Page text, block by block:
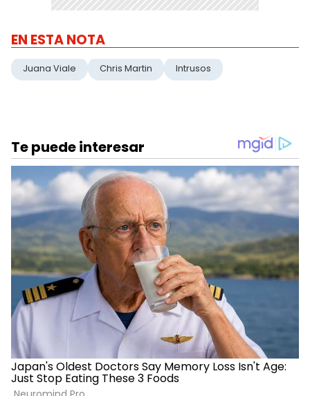
EN ESTA NOTA
Juana Viale Chris Martin Intrusos